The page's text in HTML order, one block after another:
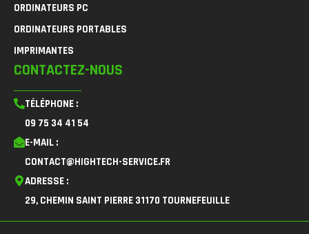
ORDINATEURS PC
ORDINATEURS PORTABLES
IMPRIMANTES
CONTACTEZ-NOUS
TÉLÉPHONE :
09 75 34 41 54
E-MAIL :
CONTACT@HIGHTECH-SERVICE.FR
ADRESSE :
29, CHEMIN SAINT PIERRE 31170 TOURNEFEUILLE